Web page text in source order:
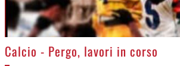
>
Calcio - Pergo, lavori in corso